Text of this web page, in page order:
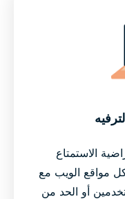
الاستمتاع
مواقع الويب مع
أو الحد من